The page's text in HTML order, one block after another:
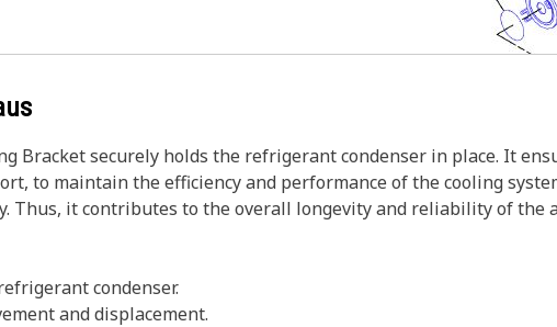
Bracket securely holds the refrigerant condenser in place. It
to maintain the efficiency and performance of the cooling
Thus, it contributes to the overall longevity and reliability of the
condenser.
and displacement.